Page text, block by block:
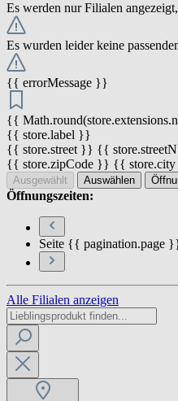
Es werden nur Filialen
Es wurden leider keine
{{ errorMessage }}
{{
{{ store.label }}
{{ store.street }} {{
{{ store.zipCode }} {{
Ausgewählt Auswählen
Öffnungszeiten:
Seite {{ pagination.page
Alle Filialen anzeigen